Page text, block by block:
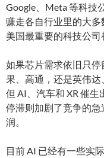
Google、Meta 等科技
赚走各自行业里的大多
美国最重要的科技公司
如果芯片需求依旧只
果、高通，还是英伟达
但 AI、汽车和 XR 催
停滞则加剧了竞争的
润。
目前 AI 已经有一些实